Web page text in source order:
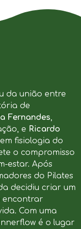
da união entre
de
Fernandes,
e Ricardo
fisiologia do
o compromisso
estar. Após
do Pilates
decidiu criar um
encontrar
Com uma
é o lugar